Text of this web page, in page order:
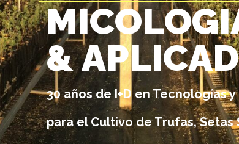
MICOLOGI
& APLICAD
30 años de I+D en Tecnologías
para el Cultivo de Trufas, Setas